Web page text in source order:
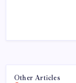
Other Articles